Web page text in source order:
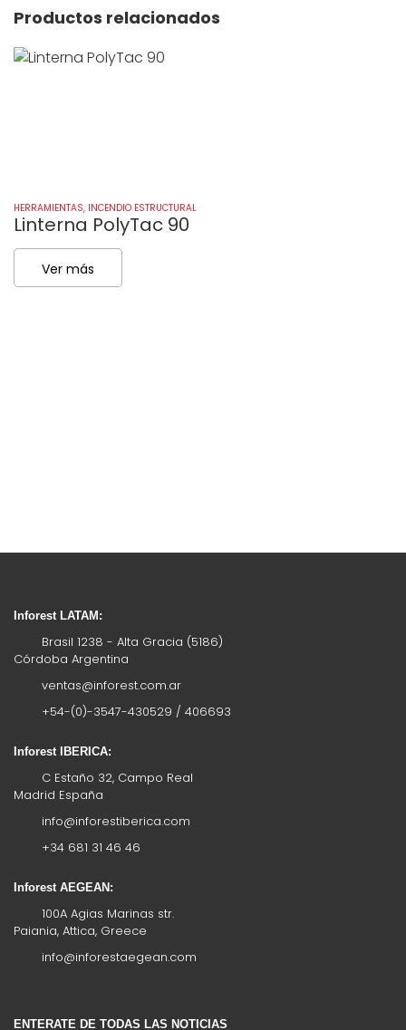
Productos relacionados
HERRAMIENTAS, INCENDIO ESTRUCTURAL
Linterna PolyTac 90
Ver más
Inforest LATAM:
Brasil 1238 - Alta Gracia (5186)
Córdoba Argentina
ventas@inforest.com.ar
+54-(0)-3547-430529 / 406693
Inforest IBERICA:
C Estaño 32, Campo Real
Madrid España
info@inforestiberica.com
+34 681 31 46 46
Inforest AEGEAN:
100A Agias Marinas str.
Paiania, Attica, Greece
info@inforestaegean.com
ENTERATE DE TODAS LAS NOTICIAS